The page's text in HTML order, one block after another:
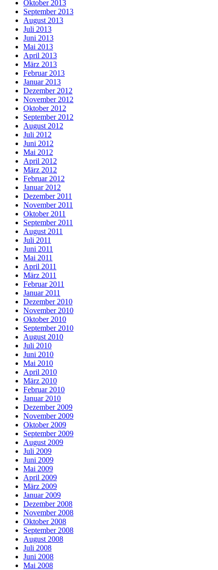
Oktober 2013
September 2013
August 2013
Juli 2013
Juni 2013
Mai 2013
April 2013
März 2013
Februar 2013
Januar 2013
Dezember 2012
November 2012
Oktober 2012
September 2012
August 2012
Juli 2012
Juni 2012
Mai 2012
April 2012
März 2012
Februar 2012
Januar 2012
Dezember 2011
November 2011
Oktober 2011
September 2011
August 2011
Juli 2011
Juni 2011
Mai 2011
April 2011
März 2011
Februar 2011
Januar 2011
Dezember 2010
November 2010
Oktober 2010
September 2010
August 2010
Juli 2010
Juni 2010
Mai 2010
April 2010
März 2010
Februar 2010
Januar 2010
Dezember 2009
November 2009
Oktober 2009
September 2009
August 2009
Juli 2009
Juni 2009
Mai 2009
April 2009
März 2009
Januar 2009
Dezember 2008
November 2008
Oktober 2008
September 2008
August 2008
Juli 2008
Juni 2008
Mai 2008